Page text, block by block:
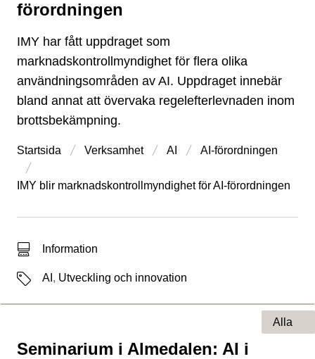
förordningen
IMY har fått uppdraget som
marknadskontrollmyndighet för flera olika
användningsområden av AI. Uppdraget innebär
bland annat att övervaka regelefterlevnaden inom
brottsbekämpning.
Startsida Verksamhet AI AI-förordningen
IMY blir marknadskontrollmyndighet för AI-förordningen
Typ av sökträff
Information
Etiketter
AI , Utveckling och innovation
Seminarium i Almedalen: AI i
Typ av sida
Alla